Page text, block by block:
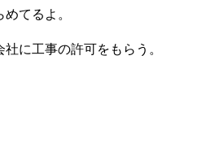
てるよ。
に工事の許可をもらう。